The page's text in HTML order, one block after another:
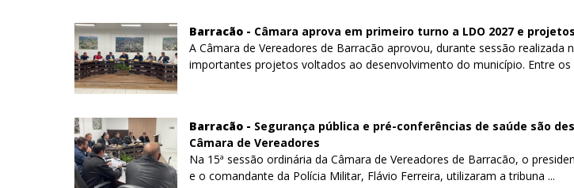
Barracão - Câmara aprova em primeiro turno a LDO 2027 e
A Câmara de Vereadores de Barracão aprovou, durante sessão realizada
importantes projetos voltados ao desenvolvimento do município. Entre os
Barracão - Segurança pública e pré-conferências de saúde são
Câmara de Vereadores
Na 15ª sessão ordinária da Câmara de Vereadores de Barracão, o
e o comandante da Polícia Militar, Flávio Ferreira, utilizaram a tribuna ...